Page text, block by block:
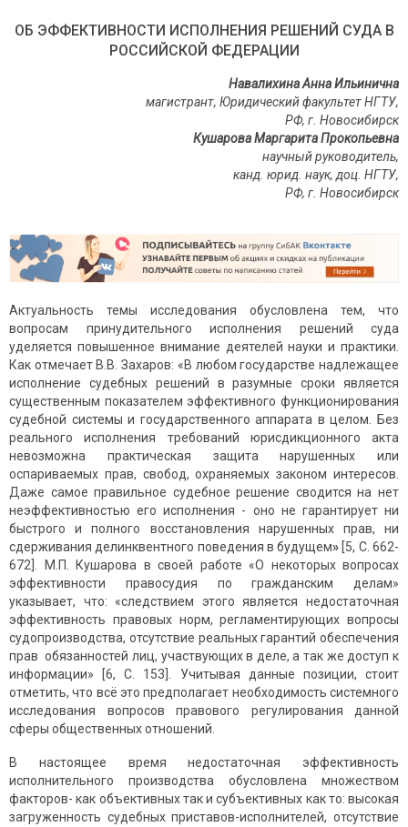
ОБ ЭФФЕКТИВНОСТИ ИСПОЛНЕНИЯ РЕШЕНИЙ СУДА В
РОССИЙСКОЙ ФЕДЕРАЦИИ
Навалихина Анна Ильинична
магистрант, Юридический факультет НГТУ,
РФ, г. Новосибирск
Кушарова Маргарита Прокопьевна
научный руководитель,
канд. юрид. наук, доц. НГТУ,
РФ, г. Новосибирск
Актуальность темы исследования обусловлена тем, что
вопросам принудительного исполнения решений суда
уделяется повышенное внимание деятелей науки и практики.
Как отмечает В.В. Захаров: «В любом государстве надлежащее
исполнение судебных решений в разумные сроки является
существенным показателем эффективного функционирования
судебной системы и государственного аппарата в целом. Без
реального исполнения требований юрисдикционного акта
невозможна практическая защита нарушенных или
оспариваемых прав, свобод, охраняемых законом интересов.
Даже самое правильное судебное решение сводится на нет
неэффективностью его исполнения - оно не гарантирует ни
быстрого и полного восстановления нарушенных прав, ни
сдерживания делинквентного поведения в будущем» [5, С. 662-
672]. М.П. Кушарова в своей работе «О некоторых вопросах
эффективности правосудия по гражданским делам»
указывает, что: «следствием этого является недостаточная
эффективность правовых норм, регламентирующих вопросы
судопроизводства, отсутствие реальных гарантий обеспечения
прав обязанностей лиц, участвующих в деле, а так же доступ к
информации» [6, С. 153]. Учитывая данные позиции, стоит
отметить, что всё это предполагает необходимость системного
исследования вопросов правового регулирования данной
сферы общественных отношений.
В настоящее время недостаточная эффективность
исполнительного производства обусловлена множеством
факторов- как объективных так и субъективных как то: высокая
загруженность судебных приставов-исполнителей, отсутствие